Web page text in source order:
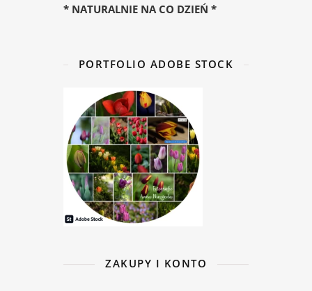
* NATURALNIE NA CO DZIEŃ *
PORTFOLIO ADOBE STOCK
ZAKUPY I KONTO